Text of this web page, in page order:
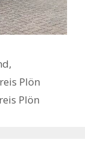
,
Plön
Plön